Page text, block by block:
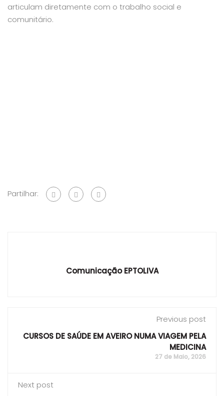
articulam diretamente com o trabalho social e
comunitário.
Partilhar:
Comunicação EPTOLIVA
Previous post
CURSOS DE SAÚDE EM AVEIRO NUMA VIAGEM PELA
MEDICINA
27 de Maio, 2026
Next post